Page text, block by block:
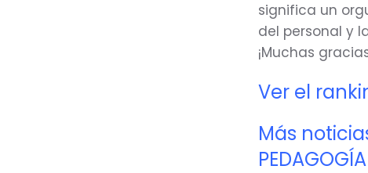
significa un
del personal y
¡Muchas
Ver el
Más